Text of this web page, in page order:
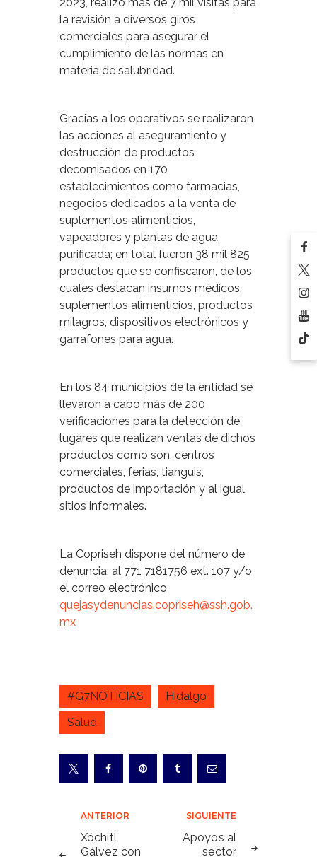
la revisión a diversos giros
comerciales para asegurar el
cumplimiento de las normas en
materia de salubridad.
Gracias a los operativos se realizaron
las acciones al aseguramiento y
destrucción de productos
decomisados en 170
establecimientos como farmacias,
negocios dedicados a la venta de
suplementos alimenticios,
vapeadores y plantas de agua
purificada; en total fueron 38 mil 825
productos que se confiscaron, de los
cuales destacan insumos médicos,
suplementos alimenticios, productos
milagros, dispositivos electrónicos y
garrafones para agua.
En los 84 municipios de la entidad se
llevaron a cabo más de 200
verificaciones para la detección de
lugares que realizan ventas de dichos
productos como son, centros
comerciales, ferias, tianguis,
productos de importación y al igual
sitios informales.
La Copriseh dispone del número de
denuncia; al 771 7181756 ext. 107 y/o
el correo electrónico
quejasydenuncias.copriseh@ssh.gob.
mx
#G7NOTICIAS
Hidalgo
Salud
Navegación
de
ANTERIOR
Xóchitl
Gálvez con
SIGUIENTE
Apoyos al
sector